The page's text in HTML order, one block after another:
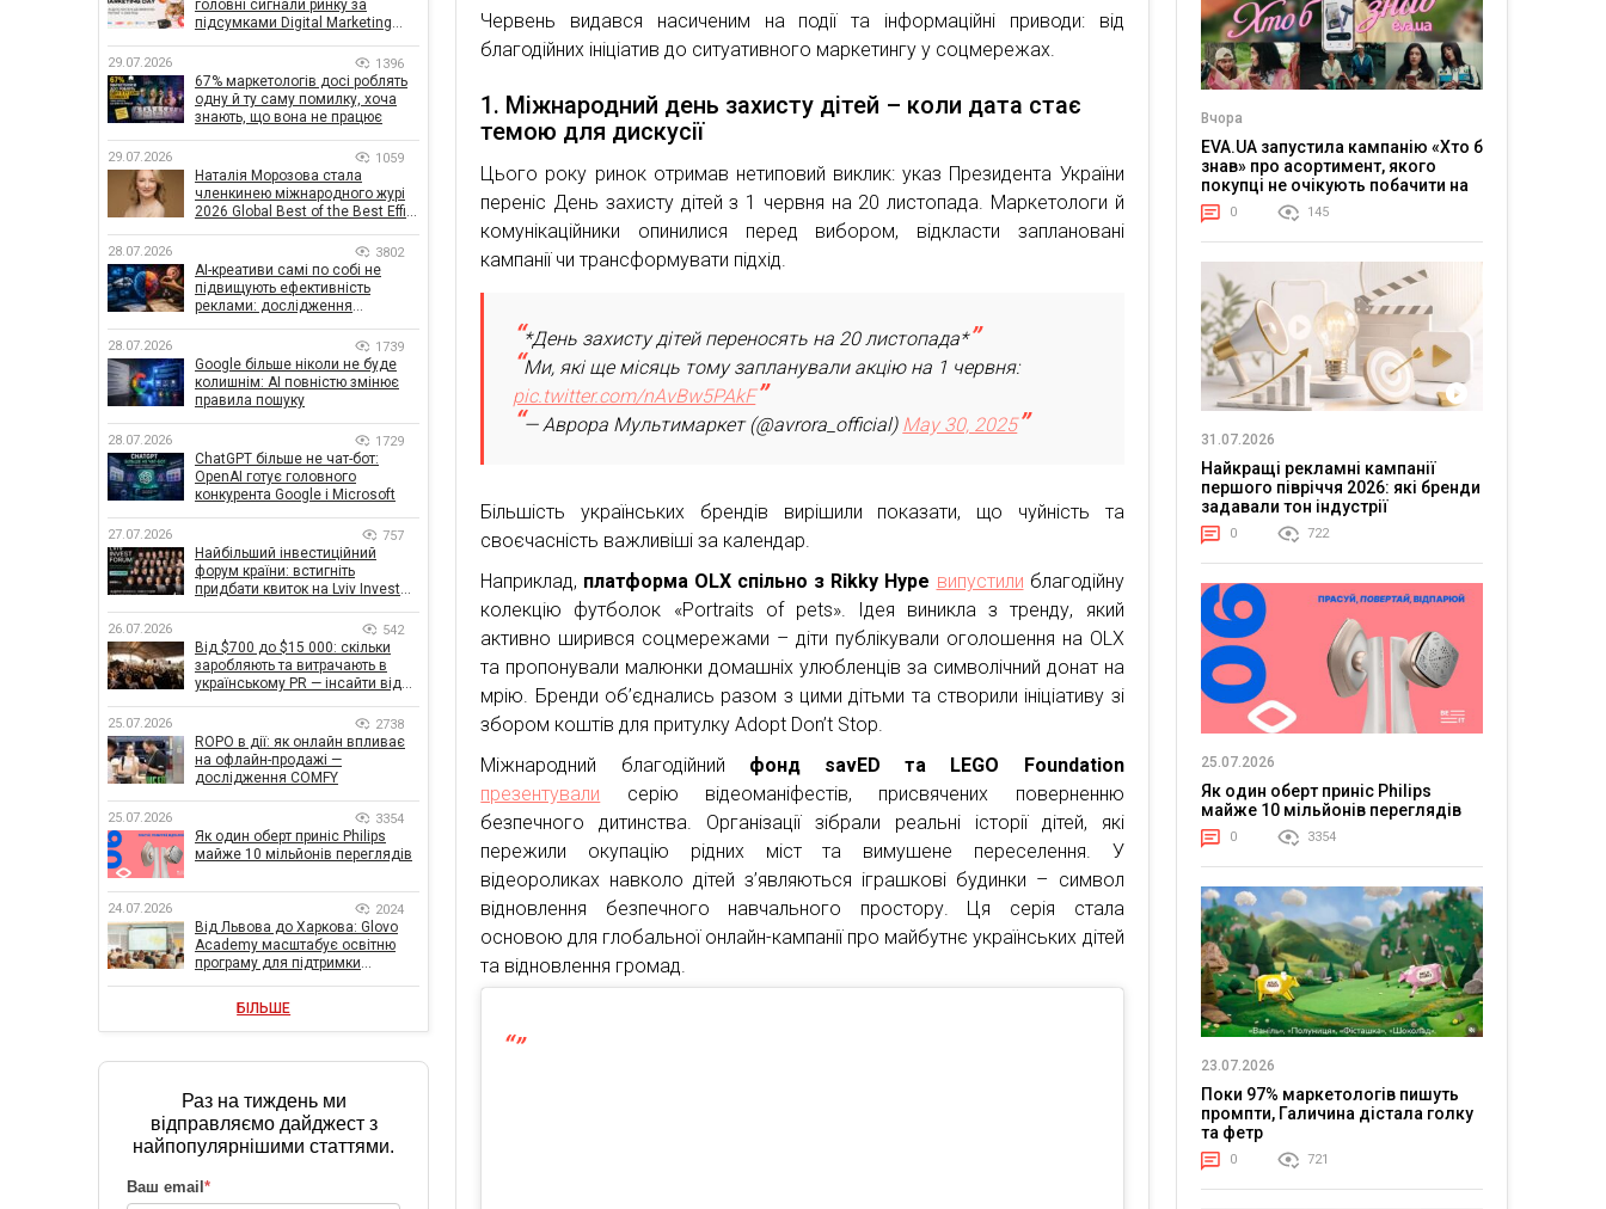
Червень видався насиченим на події та інформаційні приводи: від
благодійних ініціатив до ситуативного маркетингу у соцмережах.
1. Міжнародний день захисту дітей – коли дата стає
темою для дискусії
Цього року ринок отримав нетиповий виклик: указ Президента України
переніс День захисту дітей з 1 червня на 20 листопада. Маркетологи й
комунікаційники опинилися перед вибором, відкласти заплановані
кампанії чи трансформувати підхід.
*День захисту дітей переносять на 20 листопада*
Ми, які ще місяць тому запланували акцію на 1 червня:
pic.twitter.com/nAvBw5PAkF
— Аврора Мультимаркет (@avrora_official) May 30, 2025
Більшість українських брендів вирішили показати, що чуйність та
своєчасність важливіші за календар.
Наприклад, платформа OLX спільно з Rikky Hype випустили благодійну
колекцію футболок «Portraits of pets». Ідея виникла з тренду, який
активно ширився соцмережами – діти публікували оголошення на OLX
та пропонували малюнки домашніх улюбленців за символічний донат на
мрію. Бренди об’єднались разом з цими дітьми та створили ініціативу зі
збором коштів для притулку Adopt Don’t Stop.
Міжнародний благодійний фонд savED та LEGO Foundation
презентували серію відеоманіфестів, присвячених поверненню
безпечного дитинства. Організації зібрали реальні історії дітей, які
пережили окупацію рідних міст та вимушене переселення. У
відеороликах навколо дітей з’являються іграшкові будинки – символ
відновлення безпечного навчального простору. Ця серія стала
основою для глобальної онлайн-кампанії про майбутнє українських дітей
та відновлення громад.
головні сигнали ринку за
підсумками Digital Marketing
29.07.2026 1396
67% маркетологів досі роблять
одну й ту саму помилку, хоча
знають, що вона не працює
29.07.2026 1059
Наталія Морозова стала
членкинею міжнародного журі
2026 Global Best of the Best Effie
28.07.2026 3802
AI-креативи самі по собі не
підвищують ефективність
реклами: дослідження
впливає на ефективність
кампаній
28.07.2026 1739
Google більше ніколи не буде
колишнім: AI повністю змінює
правила пошуку
28.07.2026 1729
ChatGPT більше не чат-бот:
OpenAI готує головного
конкурента Google і Microsoft
27.07.2026 757
Найбільший інвестиційний
форум країни: встигніть
придбати квиток на Lviv Invest
26.07.2026 542
Від $700 до $15 000: скільки
заробляють та витрачають в
українському PR — інсайти від
25.07.2026 2738
ROPO в дії: як онлайн впливає
на офлайн-продажі —
дослідження COMFY
25.07.2026 3354
Як один оберт приніс Philips
майже 10 мільйонів переглядів
24.07.2026 2024
Від Львова до Харкова: Glovo
Academy масштабує освітню
програму для підтримки
БІЛЬШЕ
Раз на тиждень ми
відправляємо дайджест з
найпопулярнішими статтями.
Ваш email *
Вчора
EVA.UA запустила кампанію «Хто б
знав» про асортимент, якого
покупці не очікують побачити на
платформі
0 145
31.07.2026
Найкращі рекламні кампанії
першого півріччя 2026: які бренди
задавали тон індустрії
0 722
25.07.2026
Як один оберт приніс Philips
майже 10 мільйонів переглядів
0 3354
23.07.2026
Поки 97% маркетологів пишуть
промпти, Галичина дістала голку
та фетр
0 721